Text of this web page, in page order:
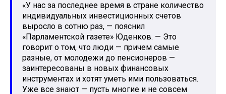
«У нас за последнее время в стране количество
индивидуальных инвестиционных счетов
выросло в сотню раз, — пояснил
«Парламентской газете» Юденков. — Это
говорит о том, что люди — причем самые
разные, от молодежи до пенсионеров —
заинтересованы в новых финансовых
инструментах и хотят уметь ими пользоваться.
Уже все знают — пусть многие и не совсем